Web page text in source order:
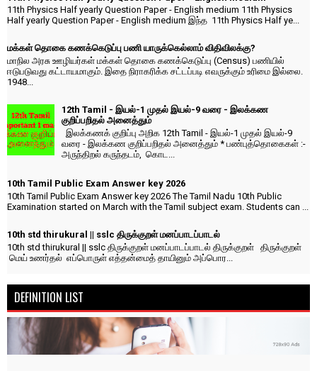
11th Physics Half yearly Question Paper - English medium 11th Physics
Half yearly Question Paper - English medium இந்த 11th Physics Half ye...
மக்கள் தொகை கணக்கெடுப்பு பணி யாருக்கெல்லாம் விதிவிலக்கு?
மாநில அரசு ஊழியர்கள் மக்கள் தொகை கணக்கெடுப்பு (Census) பணியில்
ஈடுபடுவது கட்டாயமாகும். இதை நிராகரிக்க சட்டப்படி எவருக்கும் உரிமை இல்லை.
1948...
12th Tamil - இயல்-1 முதல் இயல்-9 வரை - இலக்கண
குறிப்பறிதல் அனைத்தும்
இலக்கணக் குறிப்பு அறிக 12th Tamil - இயல்-1 முதல் இயல்-9
வரை - இலக்கண குறிப்பறிதல் அனைத்தும் * பண்புத்தொகைகள் :-
அருந்திறல் கருந்தடம், கொட...
10th Tamil Public Exam Answer key 2026
10th Tamil Public Exam Answer key 2026 The Tamil Nadu 10th Public
Examination started on March with the Tamil subject exam. Students can ...
10th std thirukural || sslc திருக்குறள் மனப்பாடப்பாடல்
10th std thirukural || sslc திருக்குறள் மனப்பாடப்பாடல் திருக்குறள் திருக்குறள்
மெய் உணர்தல் எப்பொருள் எத்தன்மைத் தாயினும் அப்பொர...
DEFINITION LIST